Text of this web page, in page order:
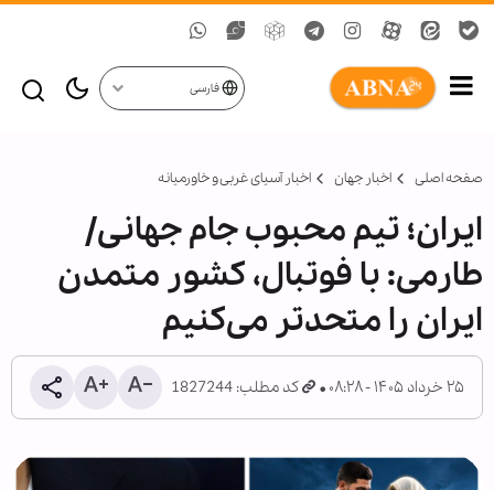
فارسی
صفحه اصلی اخبار جهان اخبار آسیای غربی و خاورمیانه
ایران؛ تیم محبوب جام جهانی/
طارمی: با فوتبال، کشور متمدن
ایران را متحدتر می‌کنیم
۲۵ خرداد ۱۴۰۵ - ۰۸:۲۸ کد مطلب: 1827244